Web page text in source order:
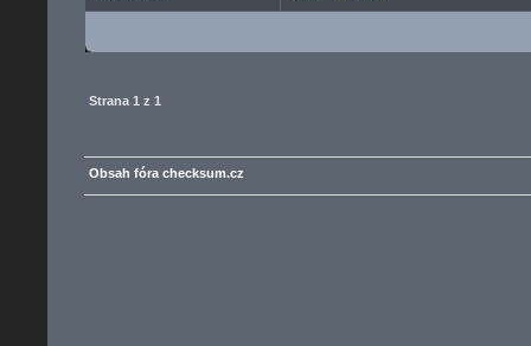
Strana 1 z 1
Obsah fóra checksum.cz